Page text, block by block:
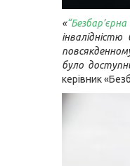
«
було
керівник